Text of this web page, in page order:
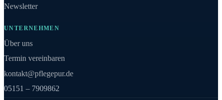
Newsletter
UNTERNEHMEN
Über uns
Termin vereinbaren
kontakt@pflegepur.de
05151 – 7909862